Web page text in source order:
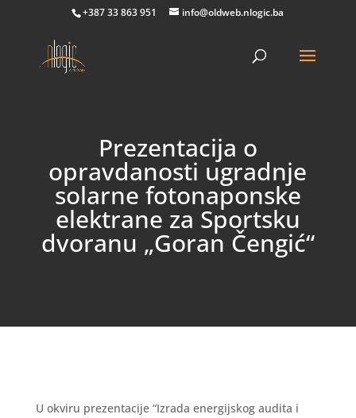
+387 33 863 951 info@oldweb.nlogic.ba
Prezentacija o
opravdanosti ugradnje
solarne fotonaponske
elektrane za Sportsku
dvoranu „Goran Čengić“
U okviru prezentacije “Izrada energijskog audita i